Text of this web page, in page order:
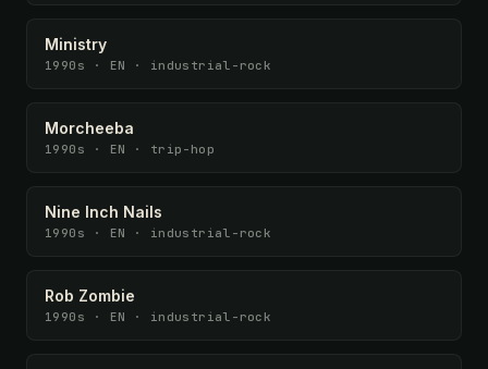
Ministry
1990s · EN · industrial-rock
Morcheeba
1990s · EN · trip-hop
Nine Inch Nails
1990s · EN · industrial-rock
Rob Zombie
1990s · EN · industrial-rock